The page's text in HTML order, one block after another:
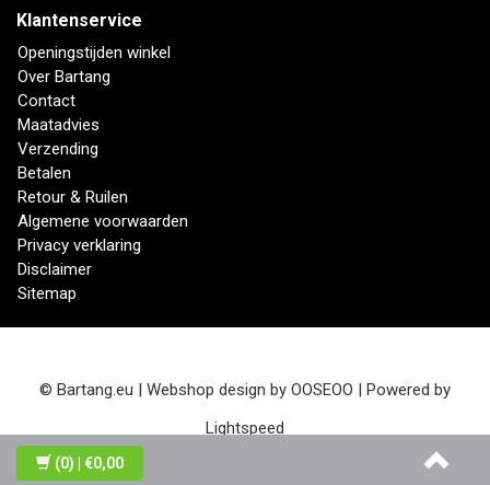
Klantenservice
Openingstijden winkel
Over Bartang
Contact
Maatadvies
Verzending
Betalen
Retour & Ruilen
Algemene voorwaarden
Privacy verklaring
Disclaimer
Sitemap
© Bartang.eu | Webshop design by OOSEOO | Powered by
Lightspeed
(0) | €0,00